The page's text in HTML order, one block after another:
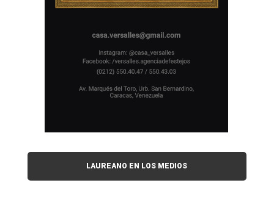
LAUREANO EN LOS MEDIOS